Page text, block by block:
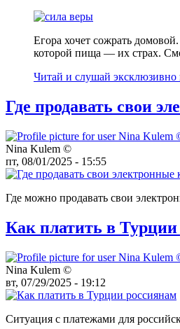
Егора хочет сожрать
которой пища — их страх.
Читай и слушай эксклюзивно
Где продавать свои
Nina Kulem ©️
пт, 08/01/2025 - 15:55
Где можно продавать свои
Как платить в Турции
Nina Kulem ©️
вт, 07/29/2025 - 19:12
Ситуация с платежами для